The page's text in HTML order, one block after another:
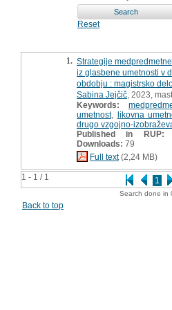
Reset
1 - 1 / 1 1
1. Strategije
iz glasbene umetnosti v
obdobju : magistrsko
Sabina Jejčič , 2023,
Keywords:
umetnost, likovna
drugo vzgojno-
Published in RUP:
Downloads: 79
Full text(2,24 MB)
Search done in
Back to top